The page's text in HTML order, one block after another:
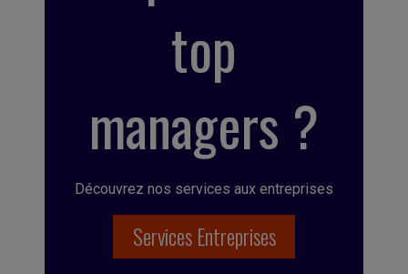
top
managers ?
Découvrez nos services aux entreprises
Services Entreprises